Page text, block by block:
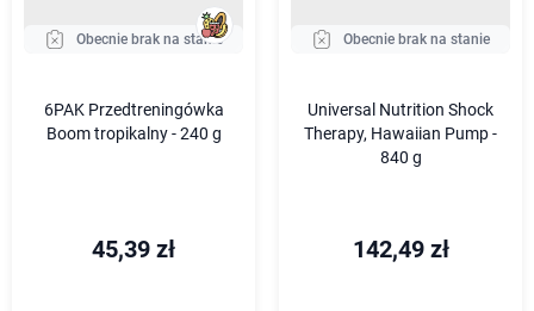
Obecnie brak na stanie
6PAK Przedtreningówka
Boom tropikalny - 240 g
45,39 zł
Obecnie brak na stanie
Universal Nutrition Shock
Therapy, Hawaiian Pump -
840 g
142,49 zł